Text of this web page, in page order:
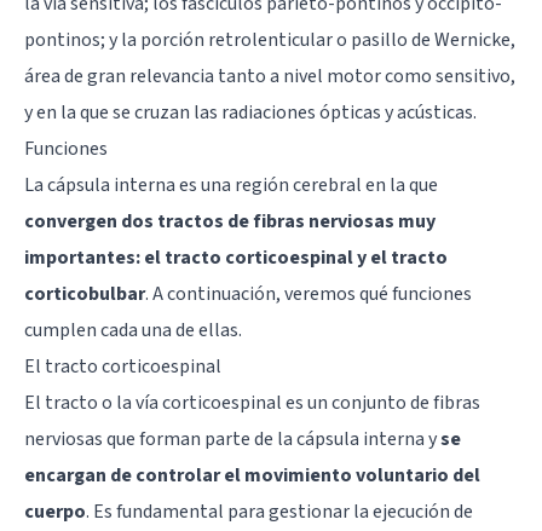
pontinos; y la porción retrolenticular o pasillo de Wernicke,
área de gran relevancia tanto a nivel motor como sensitivo,
y en la que se cruzan las radiaciones ópticas y acústicas.
Funciones
La cápsula interna es una región cerebral en la que
convergen dos tractos de fibras nerviosas muy
importantes: el tracto corticoespinal y el tracto
corticobulbar. A continuación, veremos qué funciones
cumplen cada una de ellas.
El tracto corticoespinal
El tracto o la vía corticoespinal es un conjunto de fibras
nerviosas que forman parte de la cápsula interna yse
encargan de controlar el movimiento voluntario del
cuerpo. Es fundamental para gestionar la ejecución de